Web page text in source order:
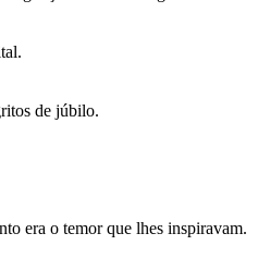
de júbilo.
era o temor que lhes inspiravam.